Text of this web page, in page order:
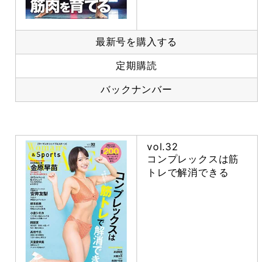
最新号を購入する
定期購読
バックナンバー
vol.32
コンプレックスは筋
トレで解消できる